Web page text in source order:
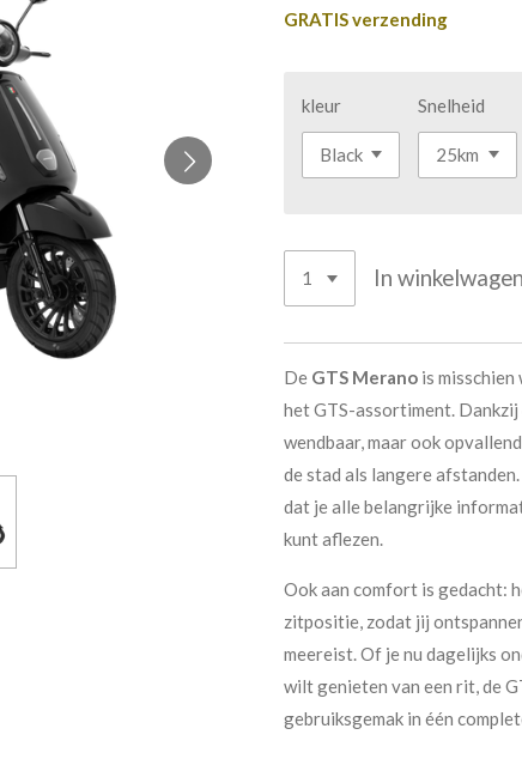
GRATIS verzending
kleur Snelheid
In winkelwagen
De GTS Merano is
het GTS-assortiment.
wendbaar, maar ook
de stad als langere
dat je alle belangrijke
kunt aflezen.
Ook aan comfort is gedacht:
zitpositie, zodat jij
meereist. Of je nu dagelijks
wilt genieten van een rit, de
gebruiksgemak in één